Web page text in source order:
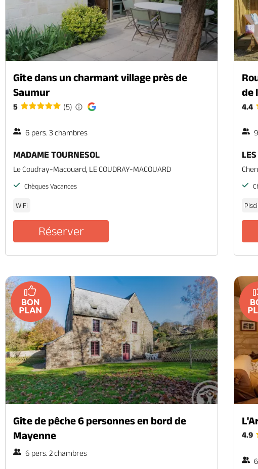
Gîte dans un charmant village près de
Saumur
5 (5)
6 pers. 3 chambres
MADAME TOURNESOL
Le Coudray-Macouard, LE COUDRAY-MACOUARD
Chèques Vacances
WiFi
Réserver
de
4.4
Gîte de pêche 6 personnes en bord de
Mayenne
6 pers. 2 chambres
4.9